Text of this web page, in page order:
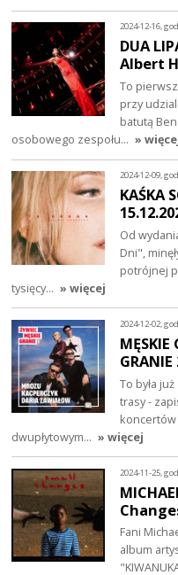
2024-12-16,
DUA
Albert
To
przy
batutą
osobowego zespołu… »
2024-12-09,
KAŚKA
Od
Dni",
potrójnej
tysięcy… » więcej
2024-12-02,
MĘSKIE
To była
trasy -
koncertów
dwupłytowym… » więcej
2024-11-25,
Fani
album